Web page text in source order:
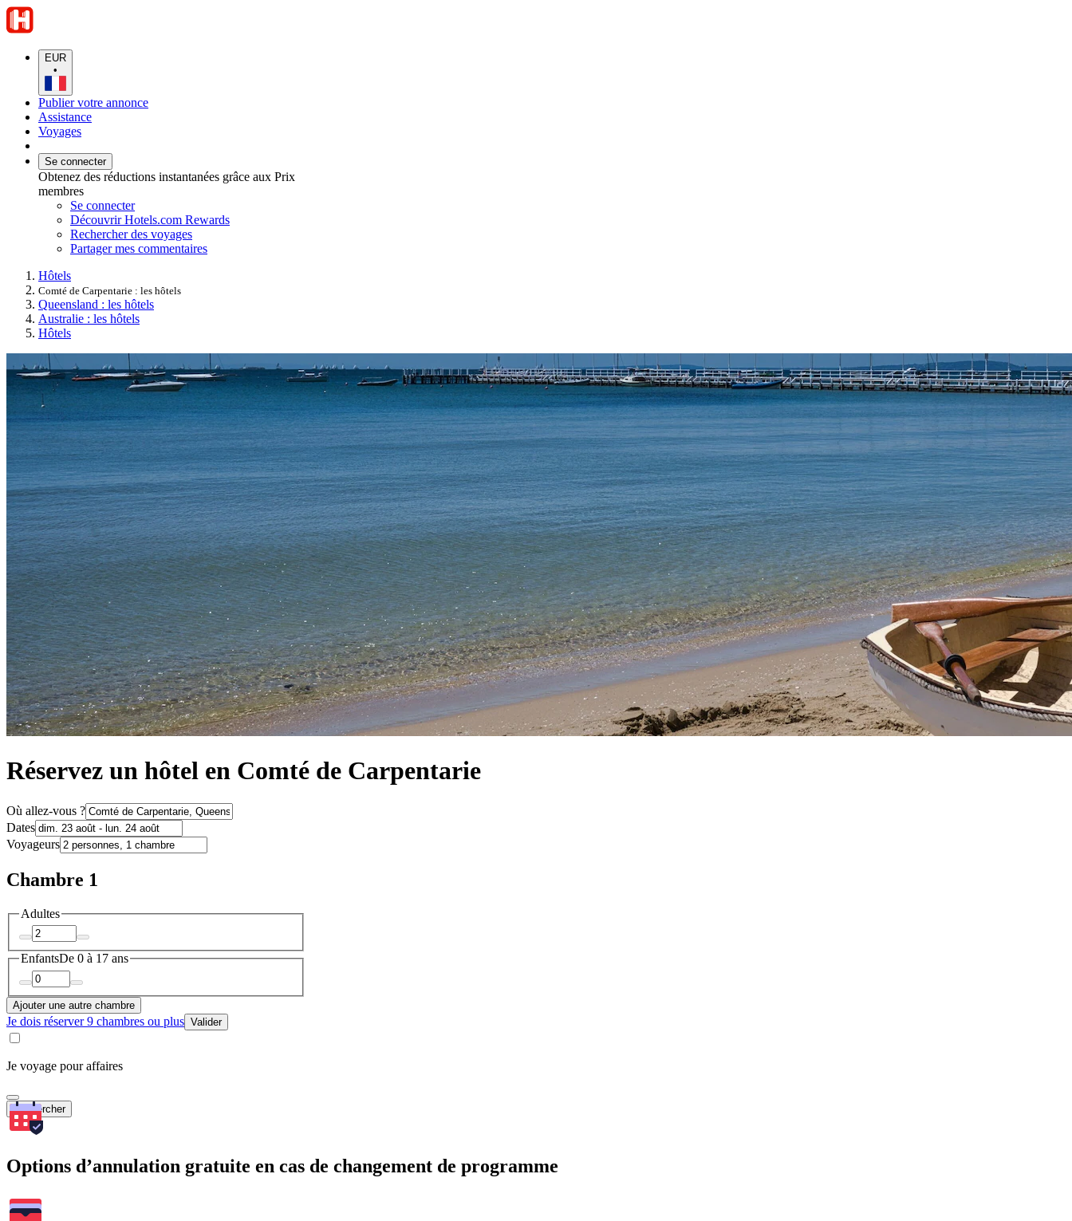
EUR
•
Publier votre annonce
Assistance
Voyages
Se connecter
Obtenez des réductions instantanées grâce aux Prix
membres
Se connecter
Découvrir Hotels.com Rewards
Rechercher des voyages
Partager mes commentaires
Hôtels
Comté de Carpentarie : les hôtels
Queensland : les hôtels
Australie : les hôtels
Hôtels
Réservez un hôtel en Comté de Carpentarie
Où allez-vous ?
Dates
Voyageurs
Chambre 1
Adultes
EnfantsDe 0 à 17 ans
Ajouter une autre chambre
Je dois réserver 9 chambres ou plus Valider
Je voyage pour affaires
Rechercher
Options d’annulation gratuite en cas de changement de programme